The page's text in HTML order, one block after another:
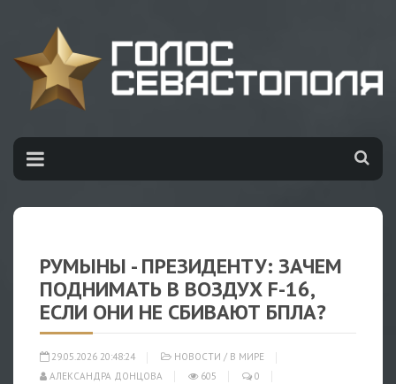
РУМЫНЫ - ПРЕЗИДЕНТУ: ЗАЧЕМ
ПОДНИМАТЬ В ВОЗДУХ F-16,
ЕСЛИ ОНИ НЕ СБИВАЮТ БПЛА?
29.05.2026 20:48:24 НОВОСТИ / В МИРЕ
АЛЕКСАНДРА ДОНЦОВА
605 0